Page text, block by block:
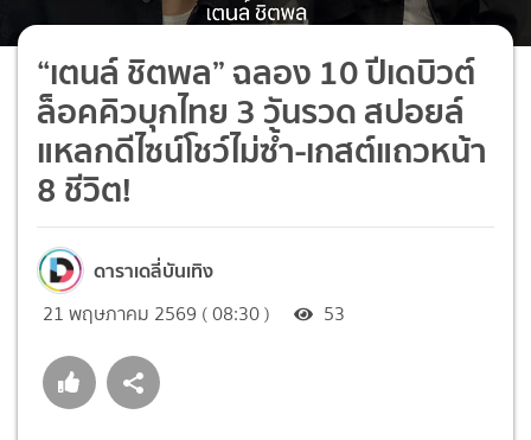
“เตนล์ ชิตพล” ฉลอง 10 ปีเดบิวต์
ล็อคคิวบุกไทย 3 วันรวด สปอยล์
แหลกดีไซน์โชว์ไม่ซ้ำ-เกสต์แถวหน้า
8 ชีวิต!
ดาราเดลี่บันเทิง
21 พฤษภาคม 2569 ( 08:30 ) 53